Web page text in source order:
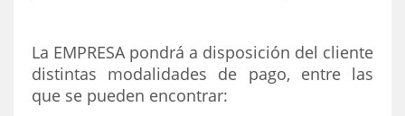
La EMPRESA pondrá a disposición del cliente
distintas modalidades de pago, entre las
que se pueden encontrar: